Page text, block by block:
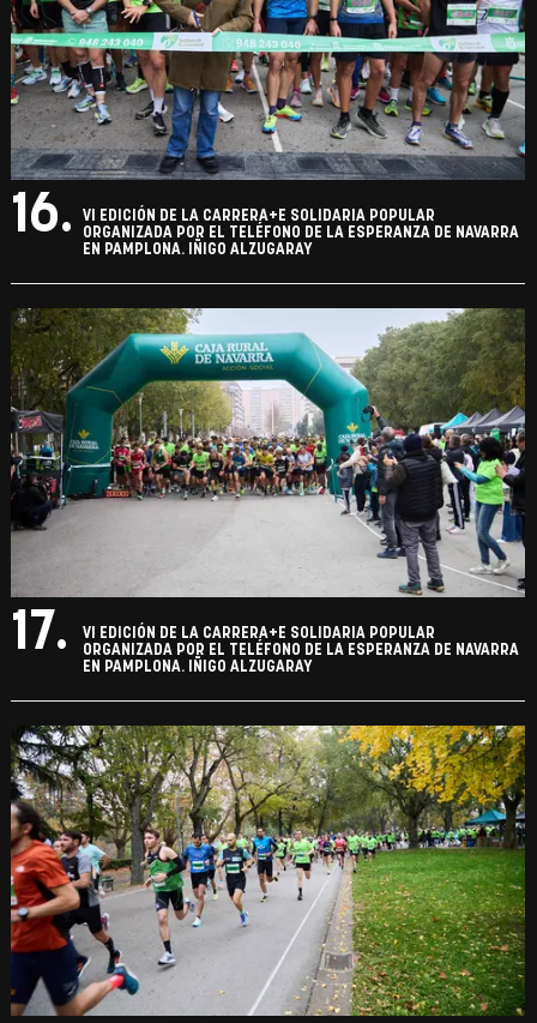
16.
VI EDICIÓN DE LA CARRERA+E SOLIDARIA POPULAR
ORGANIZADA POR EL TELÉFONO DE LA ESPERANZA DE NAVARRA
EN PAMPLONA. IÑIGO ALZUGARAY
17.
VI EDICIÓN DE LA CARRERA+E SOLIDARIA POPULAR
ORGANIZADA POR EL TELÉFONO DE LA ESPERANZA DE NAVARRA
EN PAMPLONA. IÑIGO ALZUGARAY